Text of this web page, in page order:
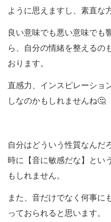
ように思えますし、素直な
良い意味でも悪い意味でも
ら、自分の情緒を整えるの
おります。
直感力、インスピレーショ
しなのかもしれませんね🤔
自分はどういう性質なんだ
時に【音に敏感だな】とい
もしれません。
また、音だけでなく何事に
っておられると思います。